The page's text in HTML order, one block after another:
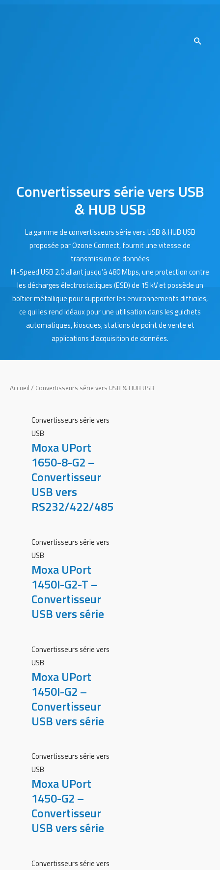
Convertisseurs série vers USB
& HUB USB
La gamme de convertisseurs série vers USB & HUB USB
proposée par Ozone Connect, fournit une vitesse de
transmission de données
Hi-Speed USB 2.0 allant jusqu’à 480 Mbps, une protection contre
les décharges électrostatiques (ESD) de 15 kV et possède un
boîtier métallique pour supporter les environnements difficiles,
ce qui les rend idéaux pour une utilisation dans les guichets
automatiques, kiosques, stations de point de vente et
applications d’acquisition de données.
Accueil / Convertisseurs série vers USB & HUB USB
Convertisseurs série vers
USB
Moxa UPort
1650-8-G2 –
Convertisseur
USB vers
RS232/422/485
Convertisseurs série vers
USB
Moxa UPort
1450I-G2-T –
Convertisseur
USB vers série
Convertisseurs série vers
USB
Moxa UPort
1450I-G2 –
Convertisseur
USB vers série
Convertisseurs série vers
USB
Moxa UPort
1450-G2 –
Convertisseur
USB vers série
Convertisseurs série vers